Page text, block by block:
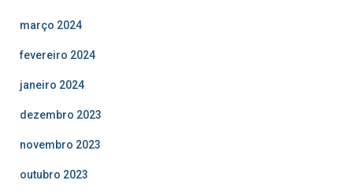
março 2024
fevereiro 2024
janeiro 2024
dezembro 2023
novembro 2023
outubro 2023